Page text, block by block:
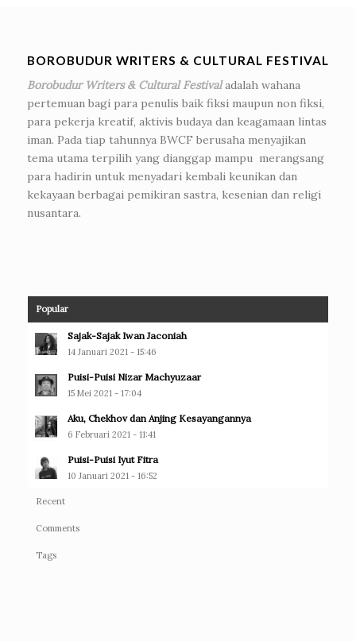
BOROBUDUR WRITERS & CULTURAL FESTIVAL
Borobudur Writers & Cultural Festivaladalah wahana
pertemuan bagi para penulis baik fiksi maupun non fiksi,
para pekerja kreatif, aktivis budaya dan keagamaan lintas
iman. Pada tiap tahunnya BWCF berusaha menyajikan
tema utama terpilih yang dianggap mampu merangsang
para hadirin untuk menyadari kembali keunikan dan
kekayaan berbagai pemikiran sastra, kesenian dan religi
nusantara.
Popular
Sajak-Sajak Iwan Jaconiah
14 Januari 2021 - 15:46
Puisi-Puisi Nizar Machyuzaar
15 Mei 2021 - 17:04
Aku, Chekhov dan Anjing Kesayangannya
6 Februari 2021 - 11:41
Puisi-Puisi Iyut Fitra
10 Januari 2021 - 16:52
Recent
Comments
Tags